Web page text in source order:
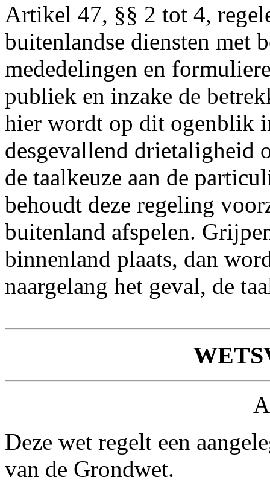
Artikel 47, §§ 2 tot 4,
buitenlandse diensten met
mededelingen en
publiek en inzake de
hier wordt op dit ogenblik
desgevallend drietaligheid
de taalkeuze aan de
behoudt deze regeling
buitenland afspelen.
binnenland plaats, dan
naargelang het geval, de
Deze wet regelt een
van de Grondwet.